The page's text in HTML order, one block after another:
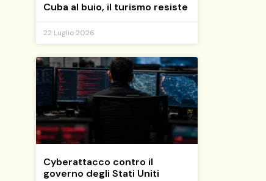
Cuba al buio, il turismo resiste
22 Luglio 2026
Cyberattacco contro il
governo degli Stati Uniti